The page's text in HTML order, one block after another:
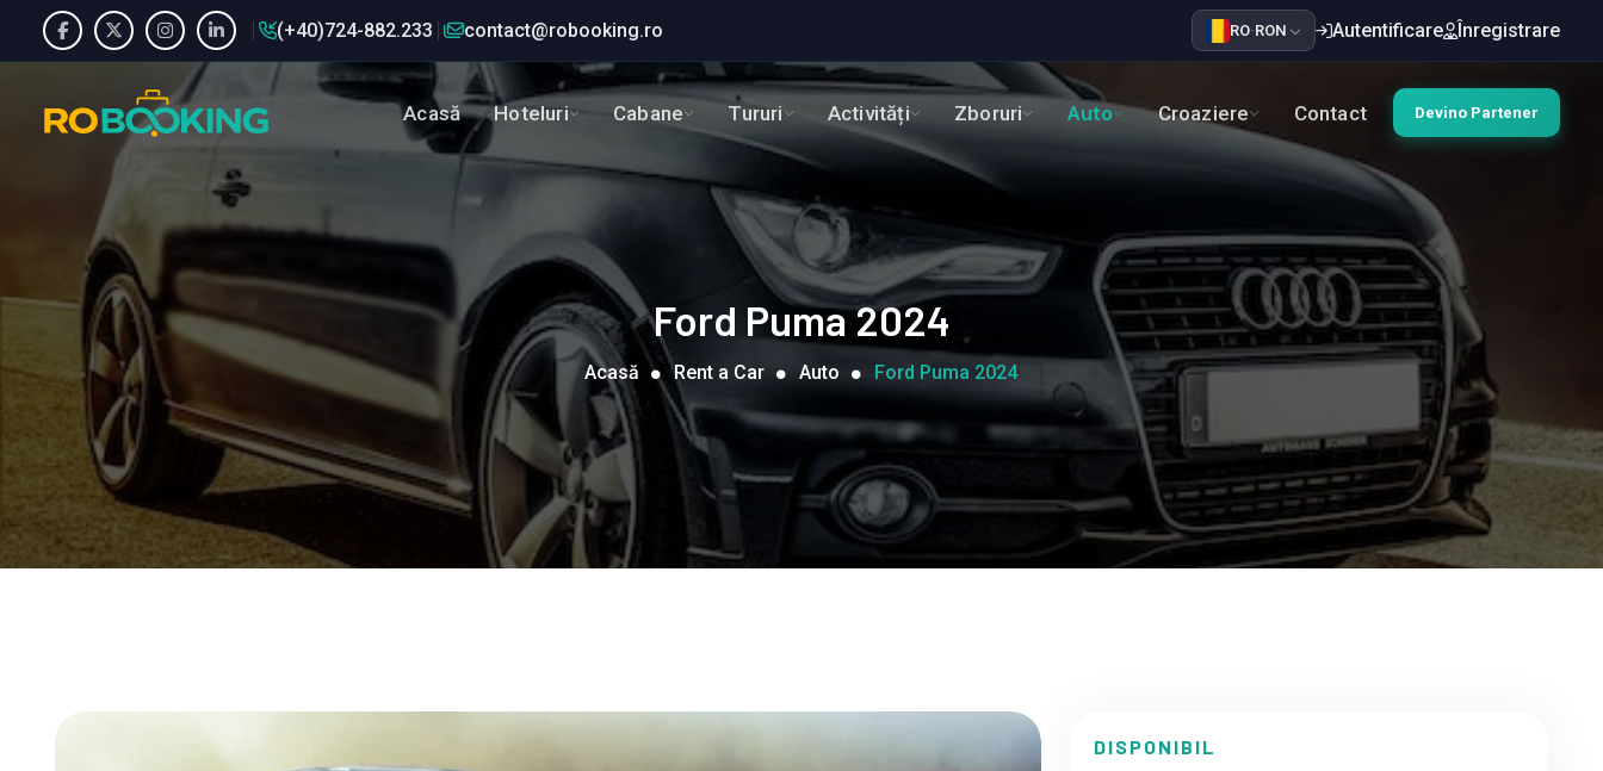
(+40)724-882.233 contact@robooking.ro RO·RON Autentificare Înregistrare
Acasă Hoteluri Cabane Tururi Activități Zboruri Auto Croaziere Contact Devino Partener
Ford Puma 2024
Acasă Rent a Car Auto Ford Puma 2024
DISPONIBIL